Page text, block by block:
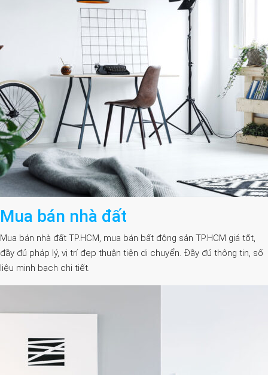
Mua bán nhà đất
Mua bán nhà đất TP.HCM, mua bán bất động sản TP.HCM giá tốt,
đầy đủ pháp lý, vị trí đẹp thuận tiện di chuyển. Đầy đủ thông tin, số
liệu minh bạch chi tiết.